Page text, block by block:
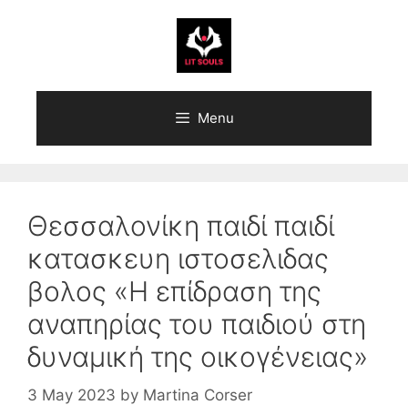
Menu
Θεσσαλονίκη παιδί παιδί
κατασκευη ιστοσελιδας
βολος «H επίδραση της
αναπηρίας του παιδιού στη
δυναμική της οικογένειας»
3 May 2023 by Martina Corser